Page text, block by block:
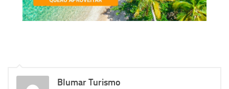
Blumar Turismo